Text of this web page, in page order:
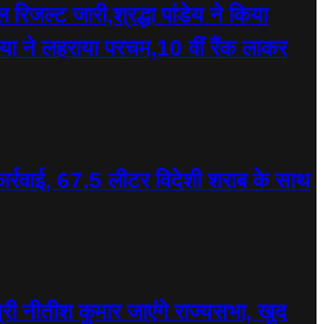
जारी,श्रद्धा पांडेय ने किया
ने लहराया परचम,10 वीं रैंक लाकर
67.5 लीटर विदेशी शराब के साथ
नीतीश कुमार जाएंगे राज्यसभा, खुद